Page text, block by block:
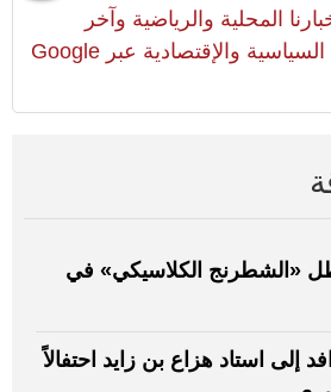
المحلية والرياضية وآخر
المستجدات السياسية والإقتصادية عبر Google
«الشطرنج الكلاسيكي» في
إلى استاد هزاع بن زايد احتفالاً